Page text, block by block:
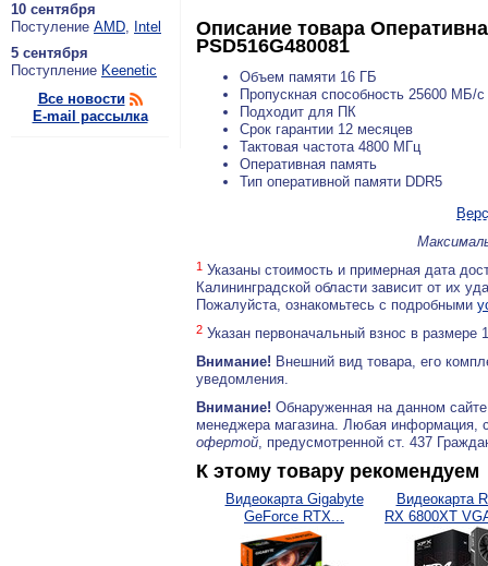
10 сентября
По­сту­ле­ние AMD, Intel
5 сентября
По­ступ­ле­ние Keenetic
Все новости
E-mail рассылка
Описание товара
PSD516G480081
Объем памяти 16 ГБ
Пропускная способность 25600 МБ/с
Подходит для ПК
Срок гарантии 12 месяцев
Тактовая частота 4800 МГц
Оперативная память
Тип оперативной памяти DDR5
1 Указаны стоимость и примерная дата
Калининградской области зависит от их
Пожалуйста, ознакомьтесь с подробными
2 Указан первоначальный взнос в
Внимание! Внешний вид товара, его
уведомления.
Внимание! Обнаруженная на данном
менеджера магазина. Любая информация,
офертой, предусмотренной ст. 437
К этому товару рекомендуем
Видеокарта Gigabyte
GeForce RTX...
Видеокарта
RX 6800XT